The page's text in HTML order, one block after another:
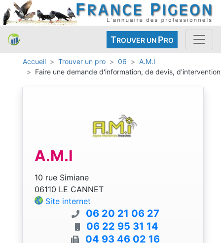
TROUVER UN PRO
Accueil Trouver un pro 06
A.M.I
Faire une demande d'information, de devis, d'intervention
A.M.I
10 rue Simiane
06110 LE CANNET
Site internet
06 20 21 06 27
06 22 95 31 14
04 93 46 02 16